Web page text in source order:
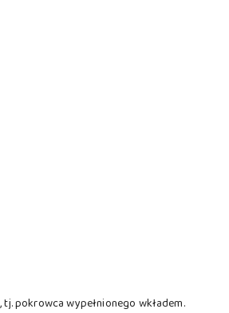
pokrowca wypełnionego wkładem.